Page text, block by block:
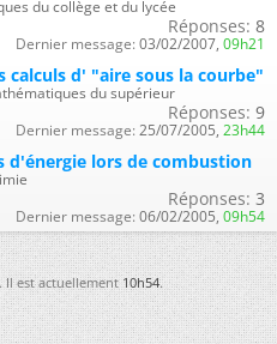
du collège et du lycée
Réponses: 8
Dernier message: 03/02/2007, 09h21
calculs d' "aire sous la courbe"
du supérieur
Réponses: 9
Dernier message: 25/07/2005, 23h44
d'énergie lors de combustion
Réponses: 3
Dernier message: 06/02/2005, 09h54
Il est actuellement 10h54.